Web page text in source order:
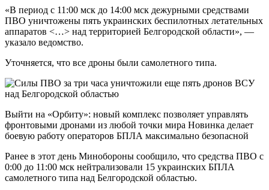
«В период с 11:00 мск до 14:00 мск дежурными средствами
ПВО уничтожены пять украинских беспилотных летательных
аппаратов <…> над территорией Белгородской области», —
указало ведомство.
Уточняется, что все дроны были самолетного типа.
Выйти на «Орбиту»: новый комплекс позволяет управлять
фронтовыми дронами из любой точки мира Новинка делает
боевую работу операторов БПЛА максимально безопасной
Ранее в этот день Минобороны сообщило, что средства ПВО с
0:00 до 11:00 мск нейтрализовали 15 украинских БПЛА
самолетного типа над Белгородской областью.